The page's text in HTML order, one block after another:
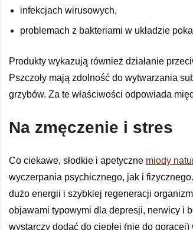
infekcjach wirusowych,
problemach z bakteriami w układzie
Produkty wykazują również działanie
Pszczoły mają zdolność do wytwarzania
grzybów. Za te właściwości odpowiada
Na zmęczenie i stres
Co ciekawe, słodkie i apetyczne miody
wyczerpania psychicznego, jak i
dużo energii i szybkiej regeneracji
objawami typowymi dla depresji, nerwicy i
wystarczy dodać do ciepłej (nie do